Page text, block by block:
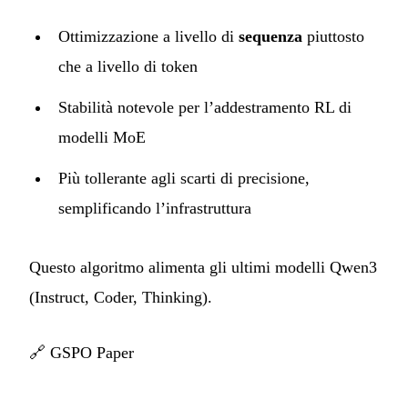
Ottimizzazione a livello di sequenza piuttosto
che a livello di token
Stabilità notevole per l’addestramento RL di
modelli MoE
Più tollerante agli scarti di precisione,
semplificando l’infrastruttura
Questo algoritmo alimenta gli ultimi modelli Qwen3
(Instruct, Coder, Thinking).
🔗 GSPO Paper